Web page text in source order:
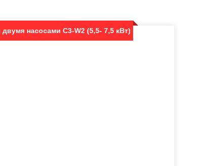
насосами C3-W2 (5,5- 7,5 кВт)